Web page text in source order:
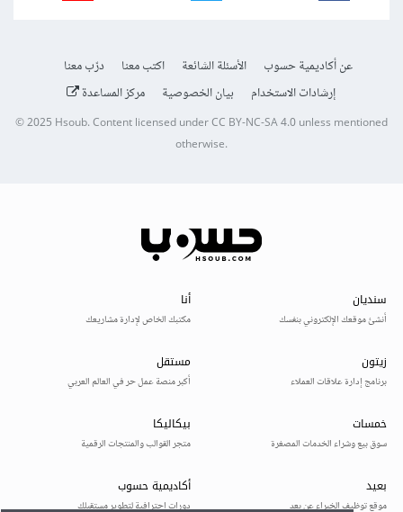
عن أكاديمية حسوب الأسئلة الشائعة اكتب معنا
درّب معنا
إرشادات الاستخدام
بيان الخصوصية مركز المساعدة
© 2025Hsoub.Content licensed underCC BY-NC-SA 4.0unless mentioned
otherwise.